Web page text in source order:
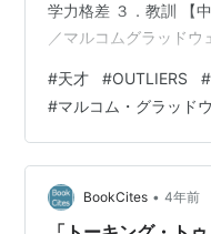
学力格差 ３．教訓 【
／マルコムグラッドウ
楽天で購入 １．はじめ
いう意味とは少し違い
より著しく異なるため
いった意味です。 日本
イメージされ、最近で
#天才 #OUTLIERS #
#マルコム・グラッド
BookCites • 4年前